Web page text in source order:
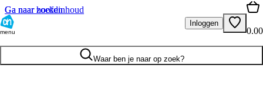
Ga naar hoofdinhoud
Ga naar zoeken
menu
Inloggen
0.00
Waar ben je naar op zoek?